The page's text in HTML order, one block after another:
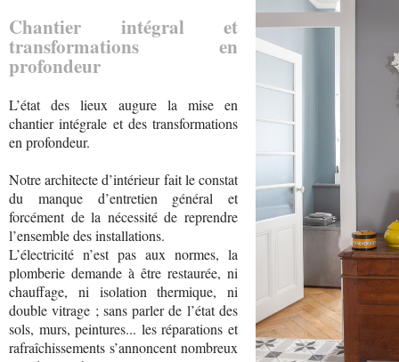
Chantier intégral et
transformations en
profondeur
L’état des lieux augure la mise en
chantier intégrale et des transformations
en profondeur.
Notre architecte d’intérieur fait le constat
du manque d’entretien général et
forcément de la nécessité de reprendre
l’ensemble des installations.
L’électricité n’est pas aux normes, la
plomberie demande à être restaurée, ni
chauffage, ni isolation thermique, ni
double vitrage ; sans parler de l’état des
sols, murs, peintures... les réparations et
rafraîchissements s’annoncent nombreux